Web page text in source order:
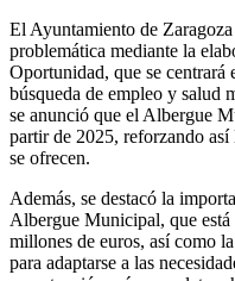
El Ayuntamiento de
problemática mediante la
Oportunidad, que se centrará
búsqueda de empleo y salud
se anunció que el Albergue
partir de 2025, reforzando
se ofrecen.
Además, se destacó la
Albergue Municipal, que
millones de euros, así como
para adaptarse a las